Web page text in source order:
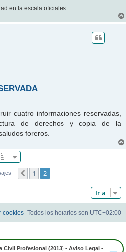
en la escala oficiales
cuatro informaciones reservadas,
de derechos y copia de la
foreros.
Anterior
1 2
Ir a
Todos los horarios son UTC+02:00
cookies
Civil Profesional (2013) - Aviso Legal -